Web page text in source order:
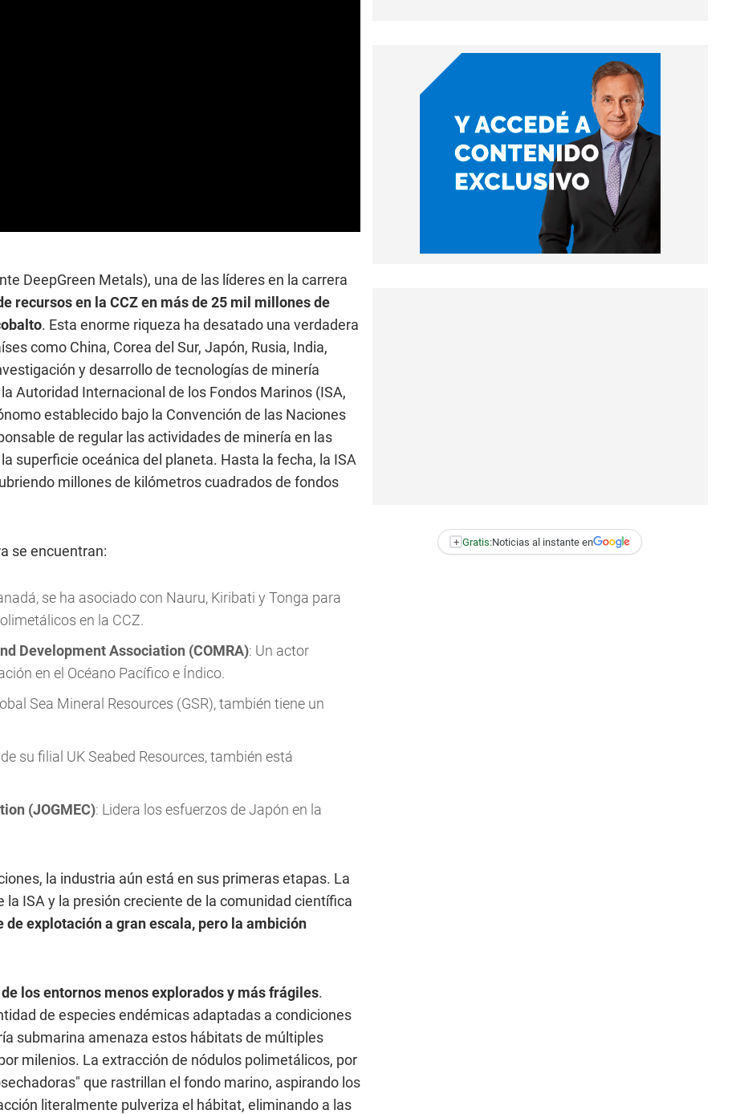
DeepGreen Metals), una de las líderes en la carrera
recursos en la CCZ en más de 25 mil millones de
. Esta enorme riqueza ha desatado una verdadera
como China, Corea del Sur, Japón, Rusia, India,
y desarrollo de tecnologías de minería
Autoridad Internacional de los Fondos Marinos (ISA,
establecido bajo la Convención de las Naciones
de regular las actividades de minería en las
superficie oceánica del planeta. Hasta la fecha, la ISA
millones de kilómetros cuadrados de fondos
se encuentran:
se ha asociado con Nauru, Kiribati y Tonga para
en la CCZ.
Development Association (COMRA): Un actor
en el Océano Pacífico e Índico.
Sea Mineral Resources (GSR), también tiene un
su filial UK Seabed Resources, también está
(JOGMEC): Lidera los esfuerzos de Japón en la
la industria aún está en sus primeras etapas. La
ISA y la presión creciente de la comunidad científica
de explotación a gran escala, pero la ambición
los entornos menos explorados y más frágiles.
de especies endémicas adaptadas a condiciones
submarina amenaza estos hábitats de múltiples
milenios. La extracción de nódulos polimetálicos, por
que rastrillan el fondo marino, aspirando los
literalmente pulveriza el hábitat, eliminando a las
+ Gratis:Noticias al instante en